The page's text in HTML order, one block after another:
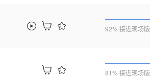
92% 接近现场版
81% 接近现场版